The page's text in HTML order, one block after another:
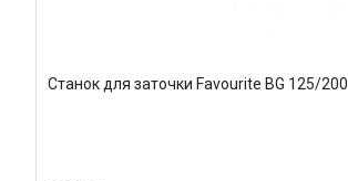
Станок для заточки Favourite BG 125/200